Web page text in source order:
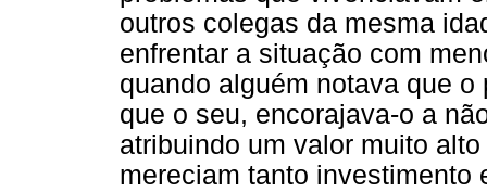
outros colegas da mesma
enfrentar a situação com
quando alguém notava que
que o seu, encorajava-o a
atribuindo um valor muito
mereciam tanto investimento